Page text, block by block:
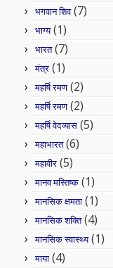
भगवान शिव(7)
भाग्य(1)
भारत(7)
मंत्र (1)
महर्षि रमण (2)
महर्षि रमण (2)
महर्षि वेदव्यास (5)
महाभारत(6)
महावीर (5)
मानव मस्तिष्क (1)
मानसिक क्षमता (1)
मानसिक शक्ति(4)
मानसिक स्वास्थ्य(1)
माया (4)